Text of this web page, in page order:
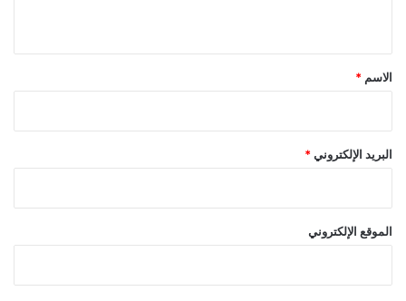
*
الاسم *
البريد الإلكتروني *
الموقع الإلكتروني